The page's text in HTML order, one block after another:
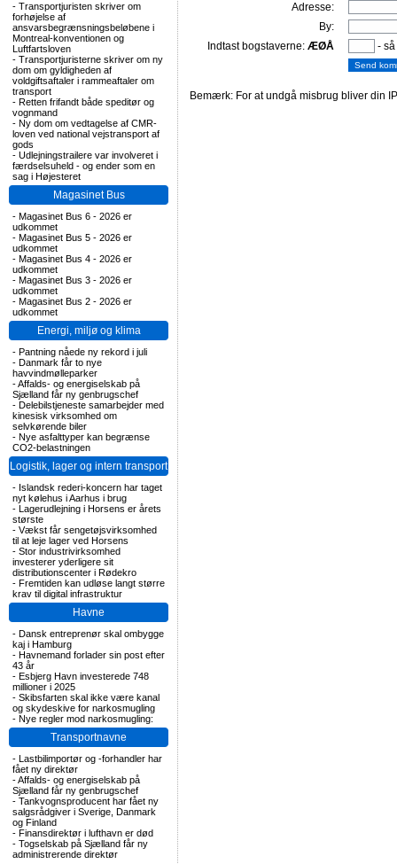
- Transportjuristen skriver om
forhøjelse af
ansvarsbegrænsningsbeløbene i
Montreal-konventionen og
Luftfartsloven
- Transportjuristerne skriver om ny
dom om gyldigheden af
voldgiftsaftaler i rammeaftaler om
transport
- Retten frifandt både speditør og
vognmand
- Ny dom om vedtagelse af CMR-
loven ved national vejstransport af
gods
- Udlejningstrailere var involveret i
færdselsuheld - og ender som en
sag i Højesteret
Magasinet Bus
- Magasinet Bus 6 - 2026 er
udkommet
- Magasinet Bus 5 - 2026 er
udkommet
- Magasinet Bus 4 - 2026 er
udkommet
- Magasinet Bus 3 - 2026 er
udkommet
- Magasinet Bus 2 - 2026 er
udkommet
Energi, miljø og klima
- Pantning nåede ny rekord i juli
- Danmark får to nye
havvindmølleparker
-Affalds- og energiselskab på
Sjælland får ny genbrugschef
- Delebilstjeneste samarbejder med
kinesisk virksomhed om
selvkørende biler
- Nye asfalttyper kan begrænse
CO2-belastningen
Logistik, lager og intern transport
- Islandsk rederi-koncern har taget
nyt kølehus i Aarhus i brug
- Lagerudlejning i Horsens er årets
største
- Vækst får sengetøjsvirksomhed
til at leje lager ved Horsens
- Stor industrivirksomhed
investerer yderligere sit
distributionscenter i Rødekro
- Fremtiden kan udløse langt større
krav til digital infrastruktur
Havne
- Dansk entreprenør skal ombygge
kaj i Hamburg
- Havnemand forlader sin post efter
43 år
- Esbjerg Havn investerede 748
millioner i 2025
- Skibsfarten skal ikke være kanal
og skydeskive for narkosmugling
- Nye regler mod narkosmugling:
Transportnavne
- Lastbilimportør og -forhandler har
fået ny direktør
-Affalds- og energiselskab på
Sjælland får ny genbrugschef
- Tankvognsproducent har fået ny
salgsrådgiver i Sverige, Danmark
og Finland
- Finansdirektør i lufthavn er død
- Togselskab på Sjælland får ny
administrerende direktør
Adresse:
By:
Indtast bogstaverne: ÆØÅ -
Bemærk: For at undgå misbrug bliver din